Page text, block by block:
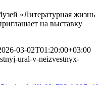
«Литературная жизнь
на выставку
03-02T01:20:00+03:00
ural-v-neizvestnyx-